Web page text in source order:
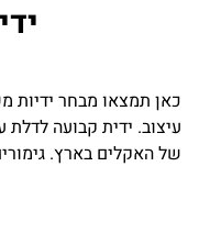
כאן תמצאו מבחר ידיות
עיצוב. ידית קבועה
של האקלים בארץ.
אלומיניום, ברונזה,
לדלת תעניק לכם כניסה